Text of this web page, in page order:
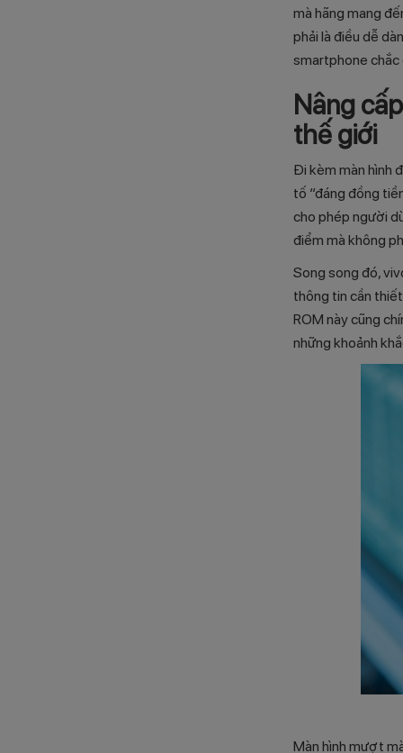
mà hãng mang
phải là điều dễ
smartphone chắc
Nâng
thế giới
Đi kèm màn hình
tố “đáng đồng
cho phép người
điểm mà không
Song song đó,
thông tin cần
ROM này cũng
những khoảnh
Màn hình mượt